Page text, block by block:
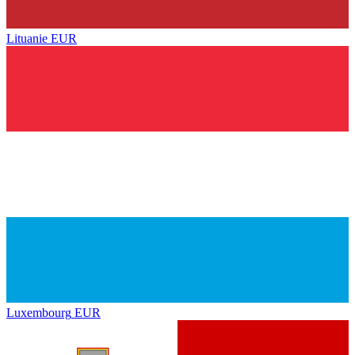
Lituanie EUR
Luxembourg EUR